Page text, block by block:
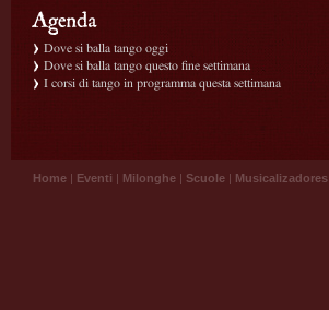
Dove si balla tango oggi
Dove si balla tango questo fine settimana
I corsi di tango in programma questa settimana
Home | Eventi | Milonghe | Scuole | Musicalizadores